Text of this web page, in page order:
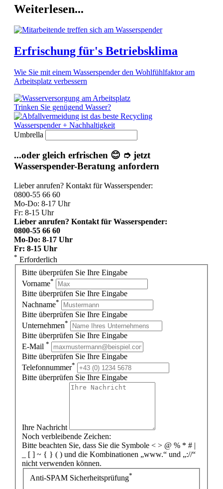
Weiterlesen...
Erfrischung für's Betriebsklima
Wie Sie mit einem Wasserspender den Wohlfühlfaktor am
Arbeitsplatz verbessern
Trinken Sie genügend Wasser?
Wasserspender + Nachhaltigkeit
Umbrella
...oder gleich erfrischen 😊 ➮ jetzt
Wasserspender-Beratung anfordern
Lieber anrufen? Kontakt für Wasserspender:
0800-55 66 60
Mo-Do: 8-17 Uhr
Fr: 8-15 Uhr
Lieber anrufen? Kontakt für Wasserspender:
0800-55 66 60
Mo-Do: 8-17 Uhr
Fr: 8-15 Uhr
* Erforderlich
Bitte überprüfen Sie Ihre Eingabe
Vorname*
Bitte überprüfen Sie Ihre Eingabe
Nachname*
Bitte überprüfen Sie Ihre Eingabe
Unternehmen*
Bitte überprüfen Sie Ihre Eingabe
E-Mail *
Bitte überprüfen Sie Ihre Eingabe
Telefonnummer*
Bitte überprüfen Sie Ihre Eingabe
Ihre Nachricht
Noch verbleibende Zeichen:
Bitte beachten Sie, dass Sie die Symbole < > @ % * # |
_ [ ] ~ { } ( ) und die Kombinationen „www.“ und „://“
nicht verwenden können.
Anti-SPAM Sicherheitsprüfung*